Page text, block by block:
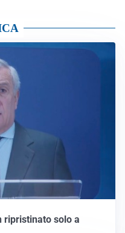
ripristinato solo a